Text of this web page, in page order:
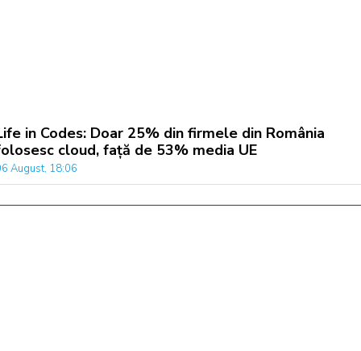
in Codes: Doar 25% din firmele din România
cloud, față de 53% media UE
August, 18:06